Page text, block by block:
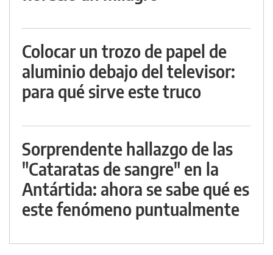
Colocar un trozo de papel de
aluminio debajo del televisor:
para qué sirve este truco
Sorprendente hallazgo de las
"Cataratas de sangre" en la
Antártida: ahora se sabe qué es
este fenómeno puntualmente